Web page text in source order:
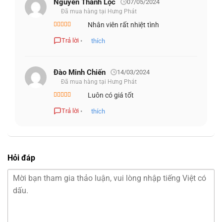
ĐỘ SÁNG VÀ SẮC NÉT VƯỢT TRỘI
Với độ sáng lên tới 400 nits và 100% sRGB, màn hình này
Nguyễn Thành Lộc 07/05/2024
Đã mua hàng tại Hưng Phát
hạng55 sao
Nhân viên rất nhiệt tình
Trả lời • thích
Đào Minh Chiến 14/03/2024
Đã mua hàng tại Hưng Phát
hạng55 sao
Luôn có giá tốt
Trả lời • thích
Hỏi đáp